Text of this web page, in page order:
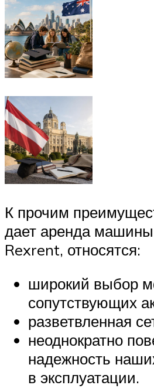
К прочим
дает аренда
Rexrent, относятся:
широкий выбор
сопутствующих
разветвленная
неоднократно
надежность
в эксплуатации.